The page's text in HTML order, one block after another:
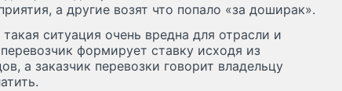
а другие возят что попало «за доширак».
ситуация очень вредна для отрасли и
формирует ставку исходя из
а заказчик перевозки говорит владельцу